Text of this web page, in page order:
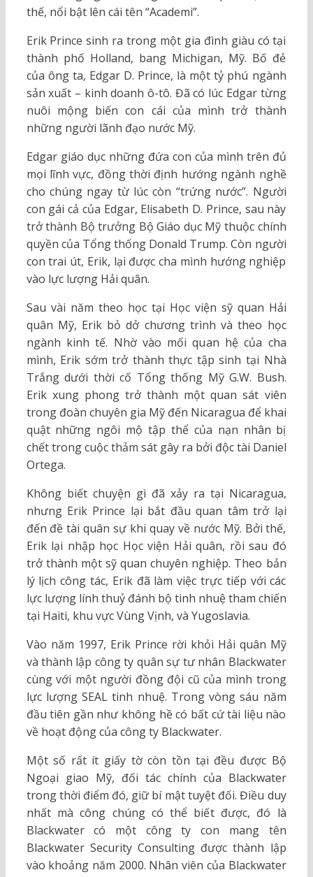
thế, nổi bật lên cái tên “Academi”.
Erik Prince sinh ra trong một gia đình giàu có tại
thành phố Holland, bang Michigan, Mỹ. Bố đẻ
của ông ta, Edgar D. Prince, là một tỷ phú ngành
sản xuất – kinh doanh ô-tô. Đã có lúc Edgar từng
nuôi mộng biến con cái của mình trở thành
những người lãnh đạo nước Mỹ.
Edgar giáo dục những đứa con của mình trên đủ
mọi lĩnh vực, đồng thời định hướng ngành nghề
cho chúng ngay từ lúc còn “trứng nước”. Người
con gái cả của Edgar, Elisabeth D. Prince, sau này
trở thành Bộ trưởng Bộ Giáo dục Mỹ thuộc chính
quyền của Tổng thống Donald Trump. Còn người
con trai út, Erik, lại được cha mình hướng nghiệp
vào lực lượng Hải quân.
Sau vài năm theo học tại Học viện sỹ quan Hải
quân Mỹ, Erik bỏ dở chương trình và theo học
ngành kinh tế. Nhờ vào mối quan hệ của cha
mình, Erik sớm trở thành thực tập sinh tại Nhà
Trắng dưới thời cố Tổng thống Mỹ G.W. Bush.
Erik xung phong trở thành một quan sát viên
trong đoàn chuyên gia Mỹ đến Nicaragua để khai
quật những ngôi mộ tập thể của nạn nhân bị
chết trong cuộc thảm sát gây ra bởi độc tài Daniel
Ortega.
Không biết chuyện gì đã xảy ra tại Nicaragua,
nhưng Erik Prince lại bắt đầu quan tâm trở lại
đến đề tài quân sự khi quay về nước Mỹ. Bởi thế,
Erik lại nhập học Học viện Hải quân, rồi sau đó
trở thành một sỹ quan chuyên nghiệp. Theo bản
lý lịch công tác, Erik đã làm việc trực tiếp với các
lực lượng lính thuỷ đánh bộ tinh nhuệ tham chiến
tại Haiti, khu vực Vùng Vịnh, và Yugoslavia.
Vào năm 1997, Erik Prince rời khỏi Hải quân Mỹ
và thành lập công ty quân sự tư nhân Blackwater
cùng với một người đồng đội cũ của mình trong
lực lượng SEAL tinh nhuệ. Trong vòng sáu năm
đầu tiên gần như không hề có bất cứ tài liệu nào
về hoạt động của công ty Blackwater.
Một số rất ít giấy tờ còn tồn tại đều được Bộ
Ngoại giao Mỹ, đối tác chính của Blackwater
trong thời điểm đó, giữ bí mật tuyệt đối. Điều duy
nhất mà công chúng có thể biết được, đó là
Blackwater có một công ty con mang tên
Blackwater Security Consulting được thành lập
vào khoảng năm 2000. Nhân viên của Blackwater